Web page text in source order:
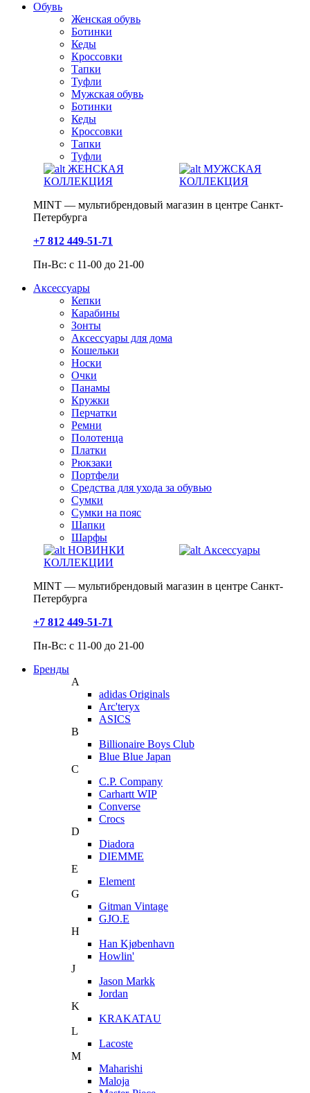
Обувь
Женская обувь
Ботинки
Кеды
Кроссовки
Тапки
Туфли
Мужская обувь
Ботинки
Кеды
Кроссовки
Тапки
Туфли
ЖЕНСКАЯ
КОЛЛЕКЦИЯ
МУЖСКАЯ
КОЛЛЕКЦИЯ
MINT — мультибрендовый магазин в центре Санкт-
Петербурга
+7 812 449-51-71
Пн-Вс: с 11-00 до 21-00
Аксессуары
Кепки
Карабины
Зонты
Аксессуары для дома
Кошельки
Носки
Очки
Панамы
Кружки
Перчатки
Ремни
Полотенца
Платки
Рюкзаки
Портфели
Средства для ухода за обувью
Сумки
Сумки на пояс
Шапки
Шарфы
НОВИНКИ
КОЛЛЕКЦИИ
Аксессуары
MINT — мультибрендовый магазин в центре Санкт-
Петербурга
+7 812 449-51-71
Пн-Вс: с 11-00 до 21-00
Бренды
A
adidas Originals
Arc'teryx
ASICS
B
Billionaire Boys Club
Blue Blue Japan
C
C.P. Company
Carhartt WIP
Converse
Crocs
D
Diadora
DIEMME
E
Element
G
Gitman Vintage
GJO.E
H
Han Kjøbenhavn
Howlin'
J
Jason Markk
Jordan
K
KRAKATAU
L
Lacoste
M
Maharishi
Maloja